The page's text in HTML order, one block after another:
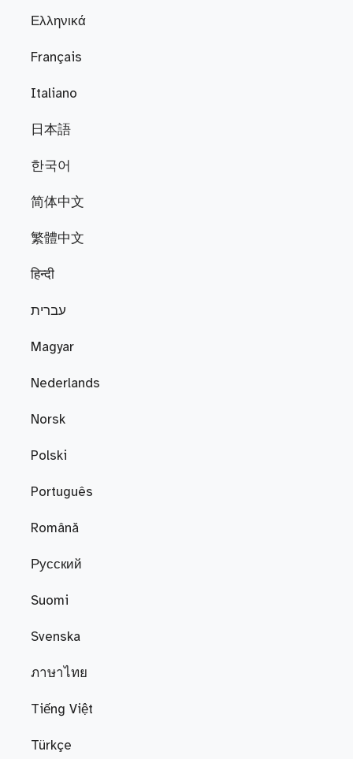
Ελληνικά
Français
Italiano
日本語
한국어
简体中文
繁體中文
हिन्दी
עברית
Magyar
Nederlands
Norsk
Polski
Português
Română
Русский
Suomi
Svenska
ภาษาไทย
Tiếng Việt
Türkçe